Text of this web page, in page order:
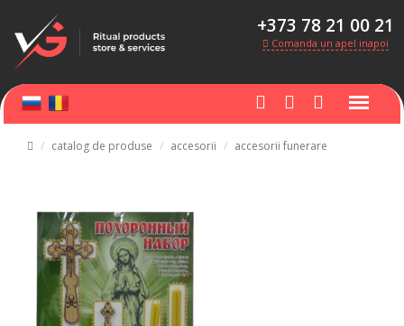
+373 78 21 00 21
Comanda un apel inapoi
catalog de produse accesorii accesorii funerare